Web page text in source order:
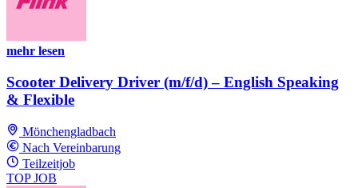
mehr lesen
Scooter Delivery Driver (m/f/d) – English Speaking
& Flexible
Mönchengladbach
Nach Vereinbarung
Teilzeitjob
TOP JOB